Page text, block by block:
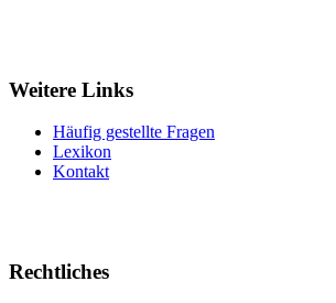
Weitere Links
Häufig gestellte Fragen
Lexikon
Kontakt
Rechtliches